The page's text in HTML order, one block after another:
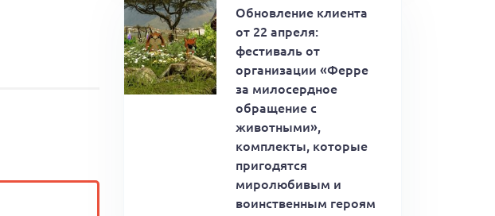
Обновление клиента
от 22 апреля:
фестиваль от
организации «Ферре
за милосердное
обращение с
животными»,
комплекты, которые
пригодятся
миролюбивым и
воинственным героям